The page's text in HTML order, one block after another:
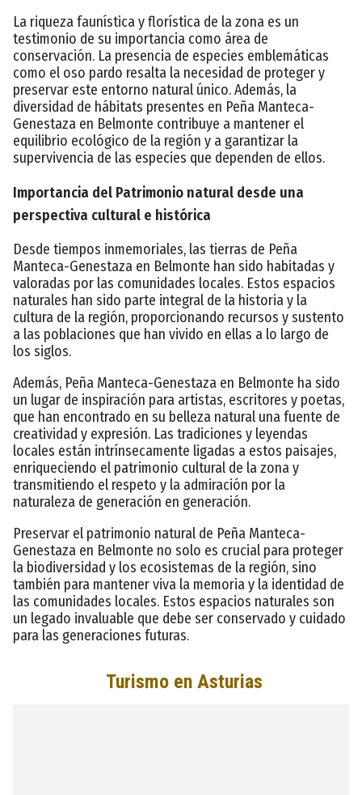
La riqueza faunística y florística de la zona es un
testimonio de su importancia como área de
conservación. La presencia de especies emblemáticas
como el oso pardo resalta la necesidad de proteger y
preservar este entorno natural único. Además, la
diversidad de hábitats presentes en Peña Manteca-
Genestaza en Belmonte contribuye a mantener el
equilibrio ecológico de la región y a garantizar la
supervivencia de las especies que dependen de ellos.
Importancia del Patrimonio natural desde una
perspectiva cultural e histórica
Desde tiempos inmemoriales, las tierras de Peña
Manteca-Genestaza en Belmonte han sido habitadas y
valoradas por las comunidades locales. Estos espacios
naturales han sido parte integral de la historia y la
cultura de la región, proporcionando recursos y sustento
a las poblaciones que han vivido en ellas a lo largo de
los siglos.
Además, Peña Manteca-Genestaza en Belmonte ha sido
un lugar de inspiración para artistas, escritores y poetas,
que han encontrado en su belleza natural una fuente de
creatividad y expresión. Las tradiciones y leyendas
locales están intrínsecamente ligadas a estos paisajes,
enriqueciendo el patrimonio cultural de la zona y
transmitiendo el respeto y la admiración por la
naturaleza de generación en generación.
Preservar el patrimonio natural de Peña Manteca-
Genestaza en Belmonte no solo es crucial para proteger
la biodiversidad y los ecosistemas de la región, sino
también para mantener viva la memoria y la identidad de
las comunidades locales. Estos espacios naturales son
un legado invaluable que debe ser conservado y cuidado
para las generaciones futuras.